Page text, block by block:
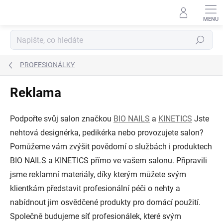
Hledat
PROFESIONÁLKY
Reklama
Podpořte svůj salon značkou BIO NAILS a KINETICS Jste
nehtová designérka, pedikérka nebo provozujete salon?
Pomůžeme vám zvýšit povědomí o službách i produktech
BIO NAILS a KINETICS přímo ve vašem salonu. Připravili
jsme reklamní materiály, díky kterým můžete svým
klientkám představit profesionální péči o nehty a
nabídnout jim osvědčené produkty pro domácí použití.
Společně budujeme síť profesionálek, které svým